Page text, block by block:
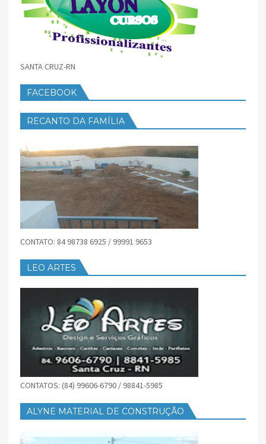
SANTA CRUZ-RN
FACEBOOK
RECANTO DA FAMÍLIA
CONTATO: 84 98738 6925 / 99991 9653
LEO ARTES
CONTATOS: (84) 99606-6790 / 98841-5985
ALYNE MATERIAL DE CONSTRUÇÃO